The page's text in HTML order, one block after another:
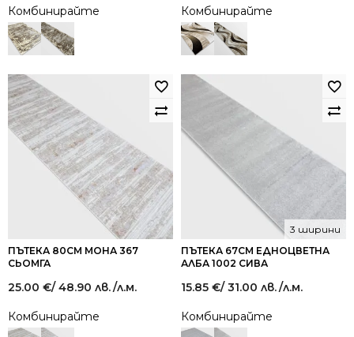
Комбинирайте Комбинирайте
ПЪТЕКА 80СМ МОНА 367
СЬОМГА
25.00 €/ 48.90 лв./л.м.
Комбинирайте
ПЪТЕКА 67СМ ЕДНОЦВЕТНА
АЛБА 1002 СИВА
3 ширини
15.85 €/ 31.00 лв./л.м.
Комбинирайте